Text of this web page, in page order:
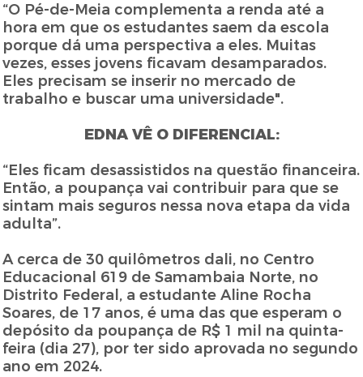
“O Pé-de-Meia complementa a renda até a
hora em que os estudantes saem da escola
porque dá uma perspectiva a eles. Muitas
vezes, esses jovens ficavam desamparados.
Eles precisam se inserir no mercado de
trabalho e buscar uma universidade".
EDNA VÊ O DIFERENCIAL:
“Eles ficam desassistidos na questão financeira.
Então, a poupança vai contribuir para que se
sintam mais seguros nessa nova etapa da vida
adulta”.
A cerca de 30 quilômetros dali, no Centro
Educacional 619 de Samambaia Norte, no
Distrito Federal, a estudante Aline Rocha
Soares, de 17 anos, é uma das que esperam o
depósito da poupança de R$ 1 mil na quinta-
feira (dia 27), por ter sido aprovada no segundo
ano em 2024.